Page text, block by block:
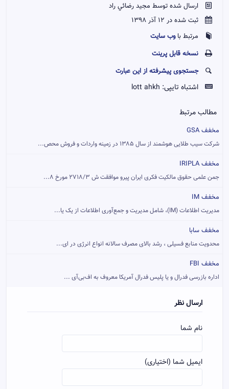
ارسال شده توسط مجيد رضائي راد
ثبت شده در 12 آذر 1398
مرتبط باوب سایت
نسخه قابل پرينت
جستجوی پیشرفته از این عبارت
اشتباه تایپی: lott ahkh
مطالب مرتبط
مخفف GSA
شرکت سیب طلایی هوشمند از سال ۱۳۸۵ در زمینه واردات و فروش محص...
مخفف IRIPLA
جمن علمی حقوق مالکیت فکری ایران پيرو موافقت ش 2718/3 مورخ 8...
مخفف IM
مدیریت اطلاعات (IM)، شامل مدیریت و جمع‌آوری اطلاعات از یک یا...
مخفف سابا
محدویت منابع فسیلی ، رشد بالای مصرف سالانه انواع انرژی در ای...
مخفف FBI
اداره بازرسی فدرال و یا پلیس فدرال آمریکا معروف به اف‌بی‌آی ...
ارسال نظر
نام شما
ایمیل شما (اختیاری)